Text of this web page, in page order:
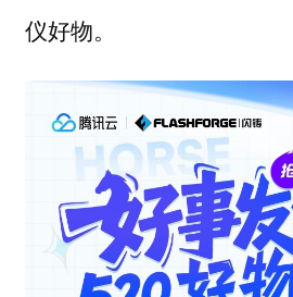
仪好物。